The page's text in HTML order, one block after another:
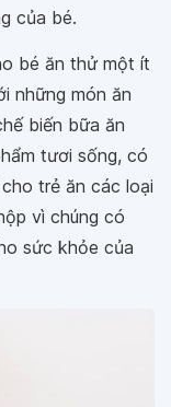
của bé.
bé ăn thử một ít
những món ăn
biến bữa ăn
tươi sống, có
trẻ ăn các loại
vì chúng có
sức khỏe của